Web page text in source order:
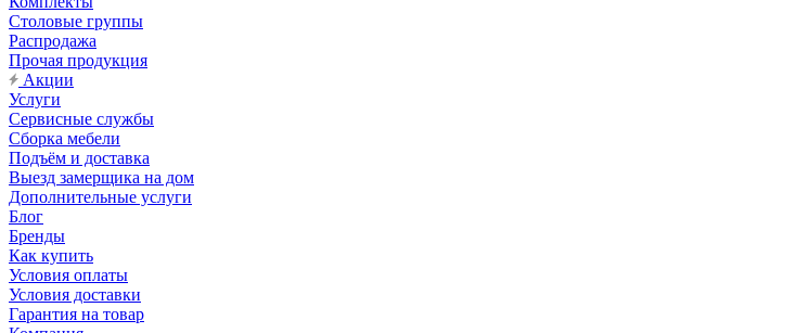
Столовые группы
Распродажа
Прочая продукция
Акции
Услуги
Сервисные службы
Сборка мебели
Подъём и доставка
Выезд замерщика на дом
Дополнительные услуги
Блог
Бренды
Как купить
Условия оплаты
Условия доставки
Гарантия на товар